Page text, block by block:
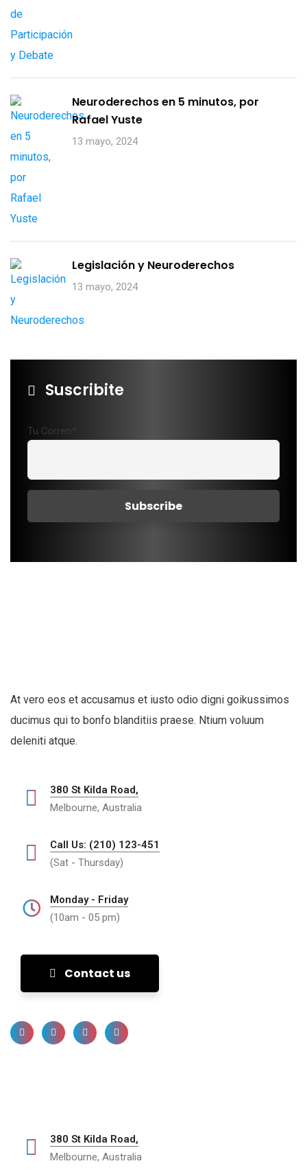
Neuroderechos en 5 minutos, por
Rafael Yuste
13 mayo, 2024
Legislación y Neuroderechos
13 mayo, 2024
Suscribite
Tu Correo*
At vero eos et accusamus et iusto odio digni goikussimos
ducimus qui to bonfo blanditiis praese. Ntium voluum
deleniti atque.
380 St Kilda Road,
Melbourne, Australia
Call Us: (210) 123-451
(Sat - Thursday)
Monday - Friday
(10am - 05 pm)
Contact us
380 St Kilda Road,
Melbourne, Australia